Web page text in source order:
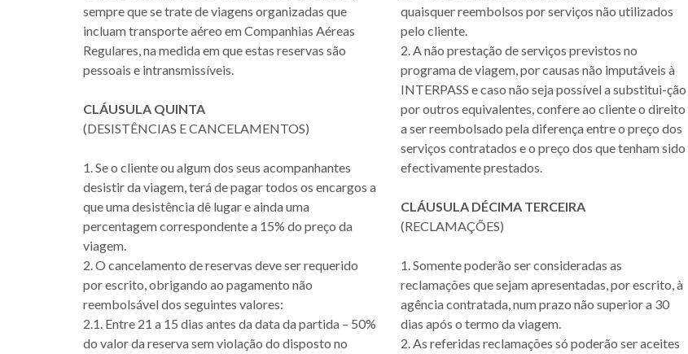
sempre que se trate de viagens organizadas que
incluam transporte aéreo em Companhias Aéreas
Regulares, na medida em que estas reservas são
pessoais e intransmissíveis.
CLÁUSULA QUINTA
(DESISTÊNCIAS E CANCELAMENTOS)
1. Se o cliente ou algum dos seus acompanhantes
desistir da viagem, terá de pagar todos os encargos a
que uma desistência dê lugar e ainda uma
percentagem correspondente a 15% do preço da
viagem.
2. O cancelamento de reservas deve ser requerido
por escrito, obrigando ao pagamento não
reembolsável dos seguintes valores:
2.1. Entre 21 a 15 dias antes da data da partida – 50%
do valor da reserva sem violação do disposto no
quaisquer reembolsos por serviços não utilizados
pelo cliente.
2. A não prestação de serviços previstos no
programa de viagem, por causas não imputáveis à
INTERPASS e caso não seja possível a substitui-ção
por outros equivalentes, confere ao cliente o direito
a ser reembolsado pela diferença entre o preço dos
serviços contratados e o preço dos que tenham sido
efectivamente prestados.
CLÁUSULA DÉCIMA TERCEIRA
(RECLAMAÇÕES)
1. Somente poderão ser consideradas as
reclamações que sejam apresentadas, por escrito, à
agência contratada, num prazo não superior a 30
dias após o termo da viagem.
2. As referidas reclamações só poderão ser aceites